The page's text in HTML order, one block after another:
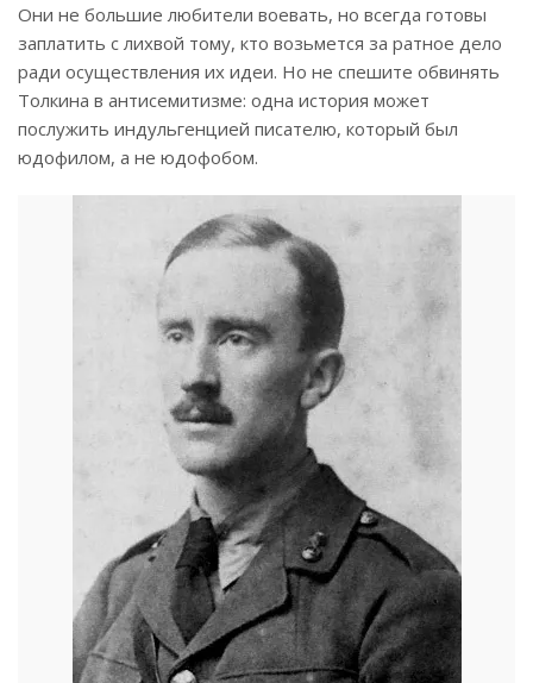
Они не большие любители воевать, но всегда готовы
заплатить с лихвой тому, кто возьмется за ратное дело
ради осуществления их идеи. Но не спешите обвинять
Толкина в антисемитизме: одна история может
послужить индульгенцией писателю, который был
юдофилом, а не юдофобом.